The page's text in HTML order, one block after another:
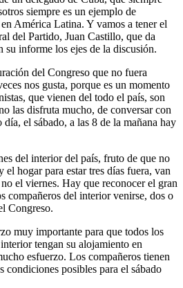
siempre es un ejemplo de
América Latina. Y vamos a tener el
del Partido, Juan Castillo, que da
su informe los ejes de la discusión.
del Congreso que no fuera
nos gusta, porque es un momento
que vienen del todo el país, son
las disfruta mucho, de conversar con
el sábado, a las 8 de la mañana hay
del interior del país, fruto de que no
hogar para estar tres días fuera, van
el viernes. Hay que reconocer el gran
compañeros del interior venirse, dos o
Congreso.
muy importante para que todos los
tengan su alojamiento en
esfuerzo. Los compañeros tienen
condiciones posibles para el sábado